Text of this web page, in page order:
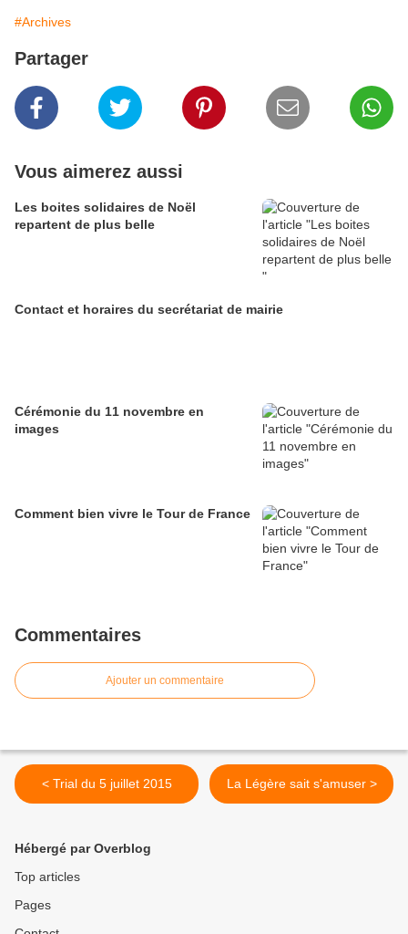
#Archives
Partager
Vous aimerez aussi
Les boites solidaires de Noël
repartent de plus belle
Contact et horaires du secrétariat de mairie
Cérémonie du 11 novembre en
images
Comment bien vivre le Tour de France
Commentaires
Ajouter un commentaire
< Trial du 5 juillet 2015 La Légère sait s'amuser >
Hébergé par Overblog
Top articles
Pages